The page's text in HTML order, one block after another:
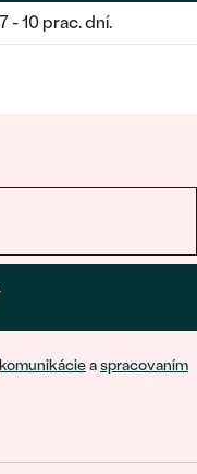
- 10 prac. dní.
aspracovaním